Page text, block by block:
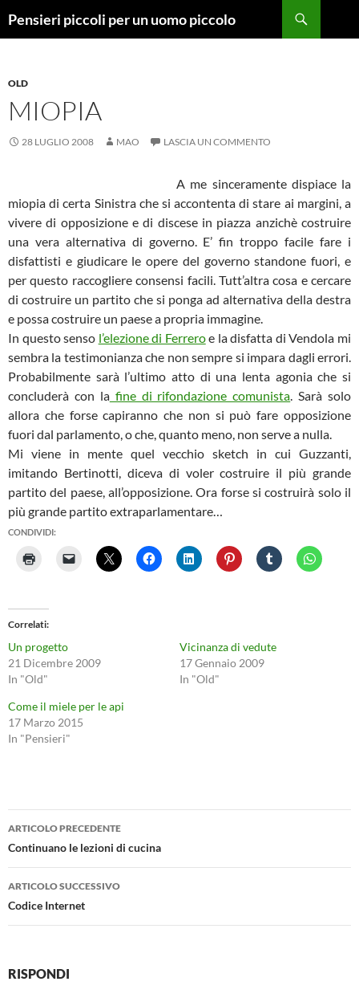
Pensieri piccoli per un uomo piccolo
OLD
MIOPIA
28 LUGLIO 2008 MAO LASCIA UN COMMENTO
A me sinceramente dispiace la
miopia di certa Sinistra che si accontenta di stare ai margini, a
vivere di opposizione e di discese in piazza anzichè costruire
una vera alternativa di governo. E’ fin troppo facile fare i
disfattisti e giudicare le opere del governo standone fuori, e
per questo raccogliere consensi facili. Tutt’altra cosa e cercare
di costruire un partito che si ponga ad alternativa della destra
e possa costruire un paese a propria immagine.
In questo senso l’elezione di Ferreroe la disfatta di Vendola mi
sembra la testimonianza che non sempre si impara dagli errori.
Probabilmente sarà l’ultimo atto di una lenta agonia che si
concluderà con lafine di rifondazione comunista. Sarà solo
allora che forse capiranno che non si può fare opposizione
fuori dal parlamento, o che, quanto meno, non serve a nulla.
Mi viene in mente quel vecchio sketch in cui Guzzanti,
imitando Bertinotti, diceva di voler costruire il più grande
partito del paese, all’opposizione. Ora forse si costruirà solo il
più grande partito extraparlamentare…
CONDIVIDI:
Correlati
Un progetto
21 Dicembre 2009
In "Old"
Vicinanza di vedute
17 Gennaio 2009
In "Old"
Come il miele per le api
17 Marzo 2015
In "Pensieri"
Navigazione
articolo
ARTICOLO PRECEDENTE
Continuano le lezioni di cucina
ARTICOLO SUCCESSIVO
Codice Internet
RISPONDI